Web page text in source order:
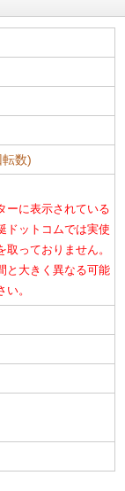
数)
ーに表示されている
ドットコムでは実使
っておりません。
と大きく異なる可能
。